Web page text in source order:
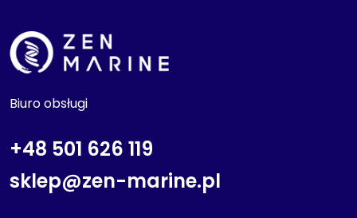
Biuro obsługi
+48 501 626 119
sklep@zen-marine.pl